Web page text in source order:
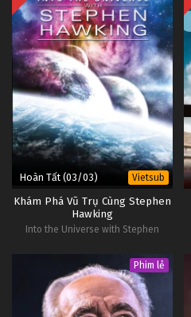
Hoàn Tất (03/03) Vietsub
Khám Phá Vũ Trụ Cùng Stephen
Hawking
Into the Universe with Stephen
Phim lẻ